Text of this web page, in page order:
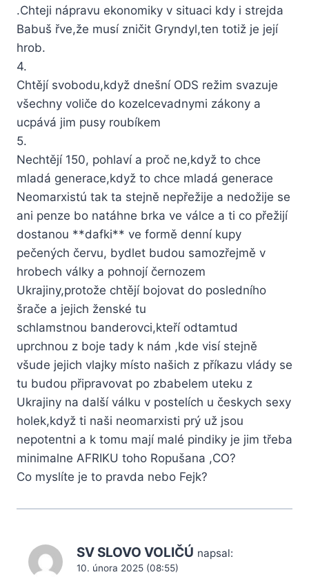
.Chteji nápravu ekonomiky v situaci kdy i strejda
Babuš řve,že musí zničit Gryndyl,ten totiž je její
hrob.
4.
Chtějí svobodu,když dnešní ODS režim svazuje
všechny voliče do kozelcevadnymi zákony a
ucpává jim pusy roubíkem
5.
Nechtějí 150, pohlaví a proč ne,když to chce
mladá generace,když to chce mladá generace
Neomarxistú tak ta stejně nepřežije a nedožije se
ani penze bo natáhne brka ve válce a ti co přežijí
dostanou **dafki** ve formě denní kupy
pečených červu, bydlet budou samozřejmě v
hrobech války a pohnojí černozem
Ukrajiny,protože chtějí bojovat do posledního
šrače a jejich ženské tu
schlamstnou banderovci,kteří odtamtud
uprchnou z boje tady k nám ,kde visí stejně
všude jejich vlajky místo našich z příkazu vlády se
tu budou připravovat po zbabelem uteku z
Ukrajiny na další válku v postelích u českych sexy
holek,když ti naši neomarxisti prý už jsou
nepotentni a k tomu mají malé pindiky je jim třeba
minimalne AFRIKU toho Ropušana ,CO?
Co myslíte je to pravda nebo Fejk?
SV SLOVO VOLIČÚ napsal:
10. února 2025 (08:55)